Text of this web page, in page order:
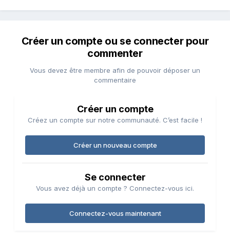
Créer un compte ou se connecter pour
commenter
Vous devez être membre afin de pouvoir déposer un
commentaire
Créer un compte
Créez un compte sur notre communauté. C’est facile !
Créer un nouveau compte
Se connecter
Vous avez déjà un compte ? Connectez-vous ici.
Connectez-vous maintenant